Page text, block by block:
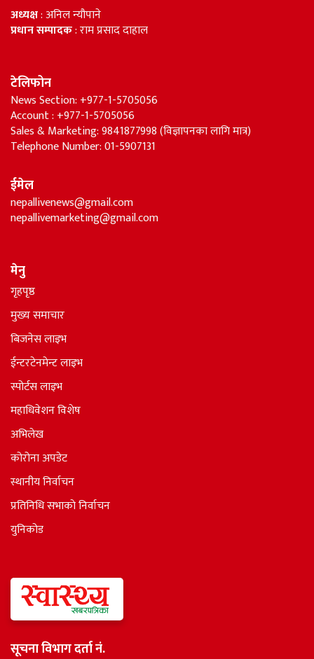
अध्यक्ष: अनिल न्यौपाने
प्रधान सम्पादक: राम प्रसाद दाहाल
टेलिफोन
News Section: +977-1-5705056
Account : +977-1-5705056
Sales & Marketing: 9841877998 (विज्ञापनका लागि मात्र)
Telephone Number: 01-5907131
ईमेल
nepallivenews@gmail.com
nepallivemarketing@gmail.com
मेनु
गृहपृष्ठ
मुख्य समाचार
बिजनेस लाइभ
ईन्टरटेनमेन्ट लाइभ
स्पोर्टस लाइभ
महाधिवेशन विशेष
अभिलेख
कोरोना अपडेट
स्थानीय निर्वाचन
प्रतिनिधि सभाकाे निर्वाचन
युनिकोड
सूचना विभाग दर्ता नं.